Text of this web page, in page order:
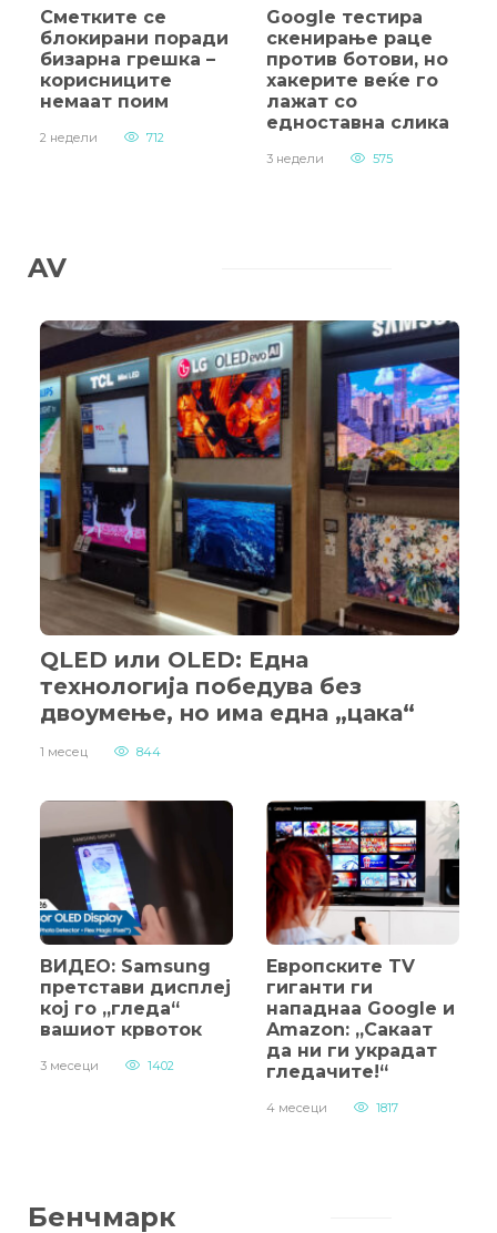
Сметките се
блокирани поради
бизарна грешка –
корисниците
немаат поим
2 недели 712
Google тестира
скенирање раце
против ботови, но
хакерите веќе го
лажат со
едноставна слика
3 недели 575
AV
QLED или OLED: Една
технологија победува без
двоумење, но има една „цака“
1 месец 844
ВИДЕО: Samsung
претстави дисплеј
кој го „гледа“
вашиот крвоток
3 месеци 1402
Европските TV
гиганти ги
нападнаа Google и
Amazon: „Сакаат
да ни ги украдат
гледачите!“
4 месеци 1817
Бенчмарк